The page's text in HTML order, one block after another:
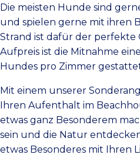
Die meisten Hunde sind
und spielen gerne mit ihren
Strand ist dafür der perfekte
Aufpreis ist die Mitnahme
Hundes pro Zimmer
Mit einem unserer
Ihren Aufenthalt im
etwas ganz Besonderem
sein und die Natur
etwas Besonderes mit Ihren